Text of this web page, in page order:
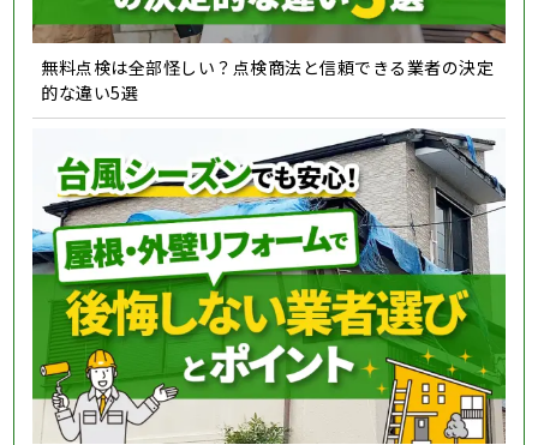
無料点検は全部怪しい？点検商法と信頼できる業者の決定
的な違い5選